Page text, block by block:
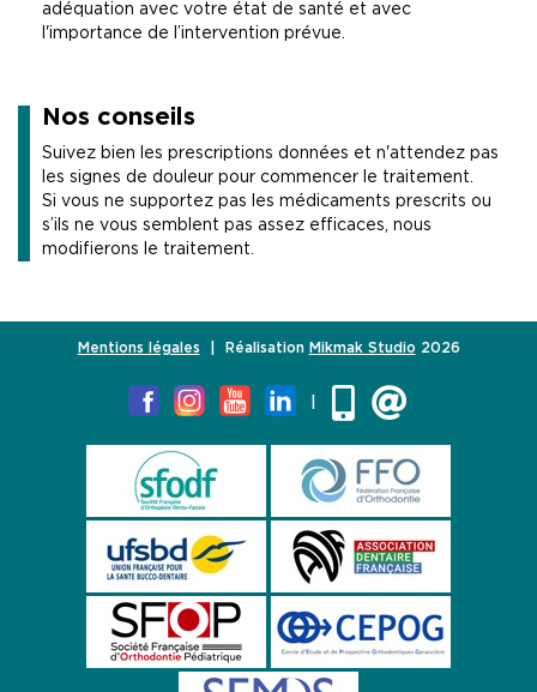
adéquation avec votre état de santé et avec
l'importance de l’intervention prévue.
Nos conseils
Suivez bien les prescriptions données et n'attendez pas
les signes de douleur pour commencer le traitement.
Si vous ne supportez pas les médicaments prescrits ou
s’ils ne vous semblent pas assez efficaces, nous
modifierons le traitement.
Mentions légales | Réalisation Mikmak Studio 2026